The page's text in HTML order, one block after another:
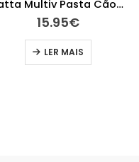
Patta Multiv Pasta Cão/Gato 100G
15.95€
LER MAIS